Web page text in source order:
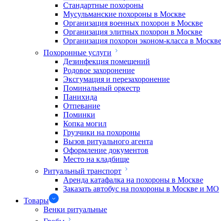
Стандартные похороны
Мусульманские похороны в Москве
Организация военных похорон в Москве
Организация элитных похорон в Москве
Организация похорон эконом-класса в
Похоронные услуги
Дезинфекция помещений
Родовое захоронение
Эксгумация и перезахоронение
Поминальный оркестр
Панихида
Отпевание
Поминки
Копка могил
Грузчики на похороны
Вызов ритуального агента
Оформление документов
Место на кладбище
Ритуальный транспорт
Аренда катафалка на похороны в Москве
Заказать автобус на похороны в Москве и МО
Товары
Венки ритуальные